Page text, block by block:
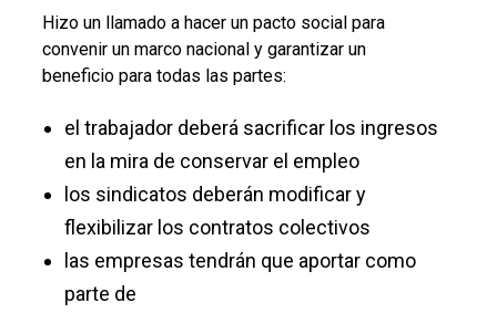
Hizo un llamado a hacer un pacto social para
convenir un marco nacional y garantizar un
beneficio para todas las partes:
el trabajador deberá sacrificar los ingresos
en la mira de conservar el empleo
los sindicatos deberán modificar y
flexibilizar los contratos colectivos
las empresas tendrán que aportar como
parte de